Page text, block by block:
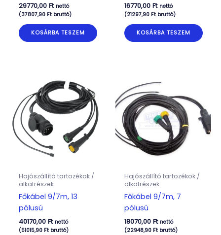
29770,00 Ft nettó
(37807,90 Ftbruttó)
KOSÁRBA TESZEM
16770,00 Ft nettó
(21297,90 Ftbruttó)
KOSÁRBA TESZEM
Hajószállító tartozékok /
alkatrészek
Főkábel 9/7m, 13
pólusú
40170,00 Ft nettó
(51015,90 Ftbruttó)
Hajószállító tartozékok /
alkatrészek
Főkábel 9/7m, 7
pólusú
18070,00 Ft nettó
(22948,90 Ftbruttó)